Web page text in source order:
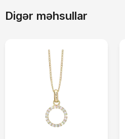
Digər məhsullar
Yekun məbləğ